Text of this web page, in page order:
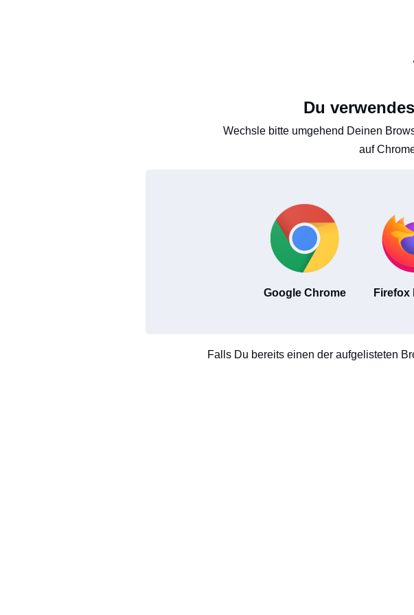
Du
Wechsle bitte umgehend Deinen
auf
Google Chrome Firefox
Falls Du bereits einen der aufgelisteten